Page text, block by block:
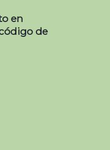
en
de